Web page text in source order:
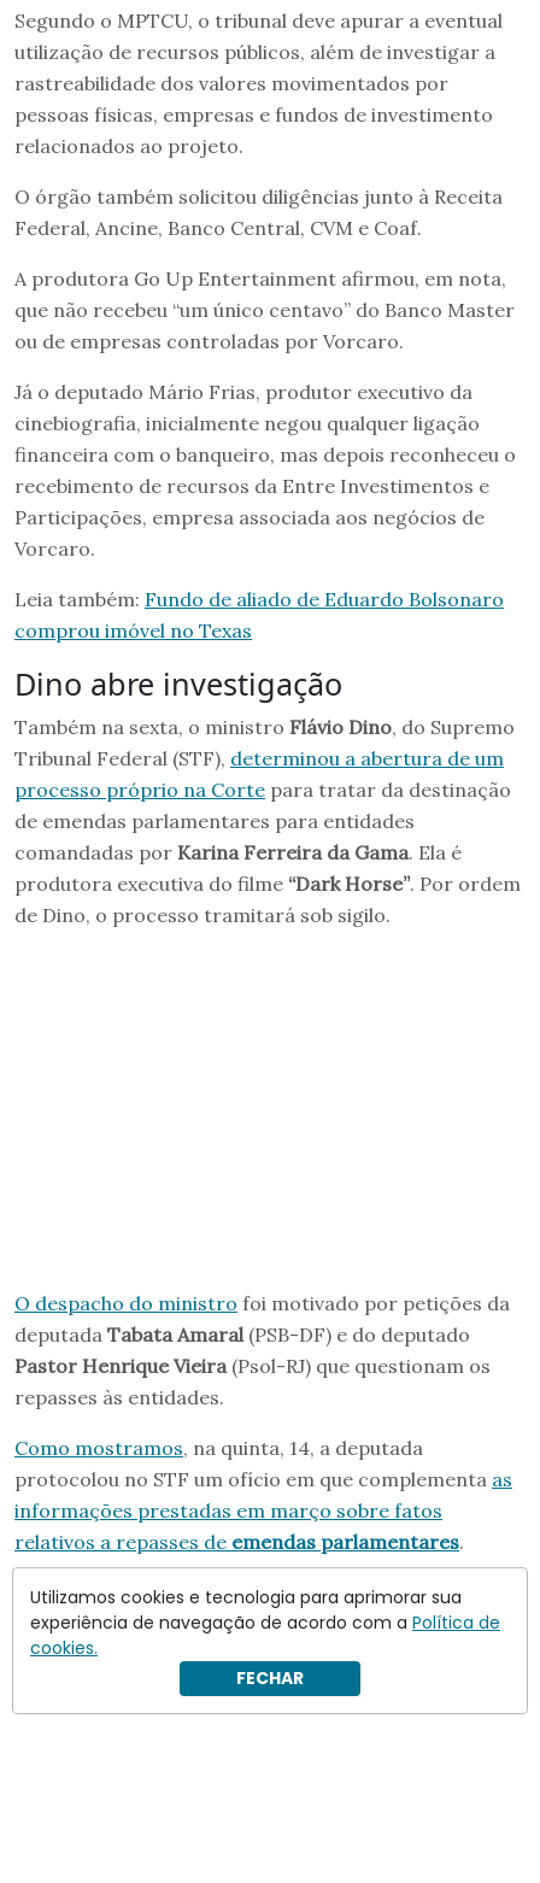
Segundo o MPTCU, o tribunal deve apurar a eventual
utilização de recursos públicos, além de investigar a
rastreabilidade dos valores movimentados por
pessoas físicas, empresas e fundos de investimento
relacionados ao projeto.
O órgão também solicitou diligências junto à Receita
Federal, Ancine, Banco Central, CVM e Coaf.
A produtora Go Up Entertainment afirmou, em nota,
que não recebeu “um único centavo” do Banco Master
ou de empresas controladas por Vorcaro.
Já o deputado Mário Frias, produtor executivo da
cinebiografia, inicialmente negou qualquer ligação
financeira com o banqueiro, mas depois reconheceu o
recebimento de recursos da Entre Investimentos e
Participações, empresa associada aos negócios de
Vorcaro.
Leia também: Fundo de aliado de Eduardo Bolsonaro
comprou imóvel no Texas
Dino abre investigação
Também na sexta, o ministro Flávio Dino, do Supremo
Tribunal Federal (STF), determinou a abertura de um
processo próprio na Corte para tratar da destinação
de emendas parlamentares para entidades
comandadas por Karina Ferreira da Gama. Ela é
produtora executiva do filme “Dark Horse”. Por ordem
de Dino, o processo tramitará sob sigilo.
O despacho do ministro foi motivado por petições da
deputada Tabata Amaral (PSB-DF) e do deputado
Pastor Henrique Vieira (Psol-RJ) que questionam os
repasses às entidades.
Como mostramos, na quinta, 14, a deputada
protocolou no STF um ofício em que complementa as
informações prestadas em março sobre fatos
relativos a repasses de emendas parlamentares.
No novo documento, a congressista comunica a Dino
que Daniel Vorcaroteria aportado 62 milhões de reais
para a realização da cinebiogrefia de Bolsonaro
Utilizamos cookies e tecnologia para aprimorar sua
experiência de navegação de acordo com a Política de
cookies.
FECHAR